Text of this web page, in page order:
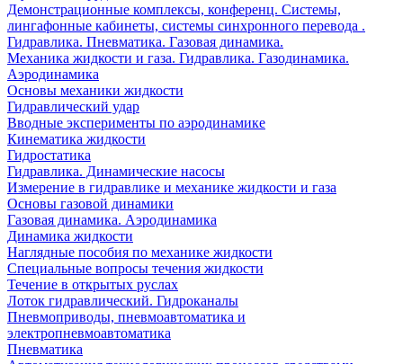
Демонстрационные комплексы, конференц. Системы,
лингафонные кабинеты, системы синхронного перевода .
Гидравлика. Пневматика. Газовая динамика.
Механика жидкости и газа. Гидравлика. Газодинамика.
Аэродинамика
Основы механики жидкости
Гидравлический удар
Вводные эксперименты по аэродинамике
Кинематика жидкости
Гидростатика
Гидравлика. Динамические насосы
Измерение в гидравлике и механике жидкости и газа
Основы газовой динамики
Газовая динамика. Аэродинамика
Динамика жидкости
Наглядные пособия по механике жидкости
Специальные вопросы течения жидкости
Течение в открытых руслах
Лоток гидравлический. Гидроканалы
Пневмоприводы, пневмоавтоматика и
электропневмоавтоматика
Пневматика